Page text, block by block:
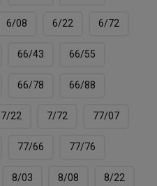
6/08 6/22 6/72
66/43 66/55
66/78 66/88
7/22 7/72 77/07
77/66 77/76
8/03 8/08 8/22